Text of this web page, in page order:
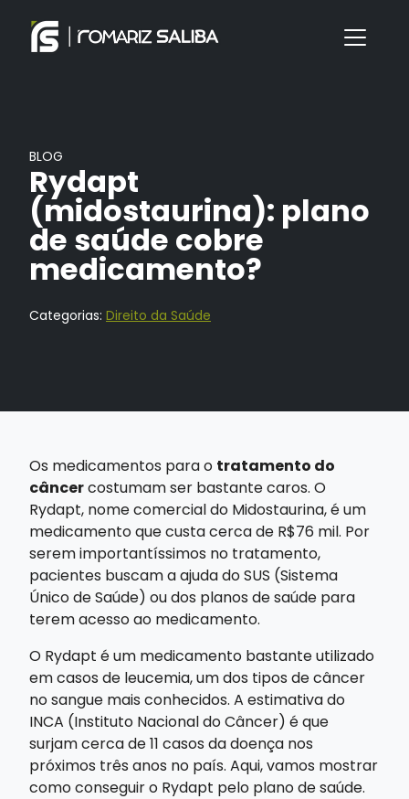
BLOG
Rydapt
(midostaurina): plano
de saúde cobre
medicamento?
Categorias: Direito da Saúde
Os medicamentos para o tratamento do
câncercostumam ser bastante caros. O
Rydapt, nome comercial do Midostaurina, é um
medicamento que custa cerca de R$76 mil. Por
serem importantíssimos no tratamento,
pacientes buscam a ajuda do SUS (Sistema
Único de Saúde) ou dos planos de saúde para
terem acesso ao medicamento.
O Rydapt é um medicamento bastante utilizado
em casos de leucemia, um dos tipos de câncer
no sangue mais conhecidos. A estimativa do
INCA (Instituto Nacional do Câncer) é que
surjam cerca de 11 casos da doença nos
próximos três anos no país. Aqui, vamos mostrar
como conseguir o Rydapt pelo plano de saúde.